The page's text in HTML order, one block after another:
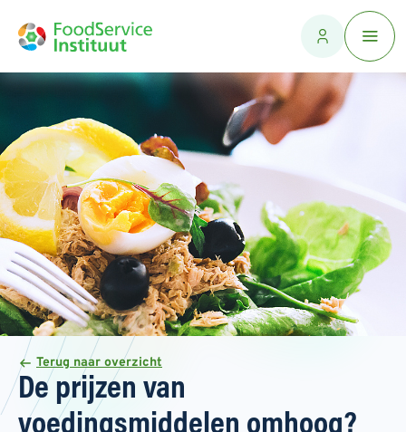
Terug naar overzicht
De prijzen van